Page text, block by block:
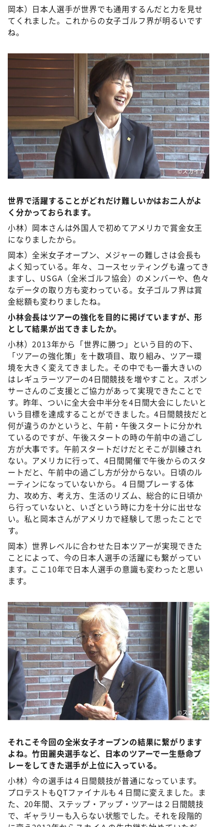
岡本）日本人選手が世界でも通用するんだと力を見せ
てくれました。これからの女子ゴルフ界が明るいです
ね。
©️スカイＡ
世界で活躍することがどれだけ難しいかはお二人がよ
く分かっておられます。
小林）岡本さんは外国人で初めてアメリカで賞金女王
になりましたから。
岡本）全米女子オープン、メジャーの難しさは会長も
よく知っている。年々、コースセッティングも違ってき
ますし、USGA（全米ゴルフ協会）のメンバーや、色々
なデータの取り方も変わっている。女子ゴルフ界は賞
金総額も変わりましたね。
小林会長はツアーの強化を目的に掲げていますが、形
として結果が出てきましたか。
小林）2013年から「世界に勝つ」という目的の下、
「ツアーの強化策」を十数項目、取り組み、ツアー環
境を大きく変えてきました。その中でも一番大きいの
はレギュラーツアーの4日間競技を増やすこと。スポン
サーさんのご支援とご協力があって実現できたことで
す。昨年、ついに全大会中半分を4日間大会にしたいと
いう目標を達成することができました。4日間競技だと
何が違うのかというと、午前・午後スタートに分かれ
ているのですが、午後スタートの時の午前中の過ごし
方が大事です。午前スタートだけだとそこが訓練され
ない。アメリカに行って、4日間開催で午後からのスタ
ートだと、午前中の過ごし方が分からない。日頃のル
ーティンになっていないから。４日間プレーする体
力、攻め方、考え方、生活のリズム、総合的に日頃か
ら行っていないと、いざという時に力を十分に出せな
い。私と岡本さんがアメリカで経験して思ったことで
す。
岡本）世界レベルに合わせた日本ツアーが実現できた
ことによって、今の日本人選手の活躍にも繋がってい
ます。ここ10年で日本人選手の意識も変わったと思い
ます。
©️スカイＡ
それこそ今回の全米女子オープンの結果に繋がります
よね。竹田麗央選手など、日本のツアーで一生懸命プ
レーをしてきた選手が上位に入っている。
小林）今の選手は４日間競技が普通になっています。
プロテストもQTファイナルも４日間に変えました。ま
た、20年間、ステップ・アップ・ツアーは２日間競技
で、ギャラリーも入らない状態でした。それを段階的